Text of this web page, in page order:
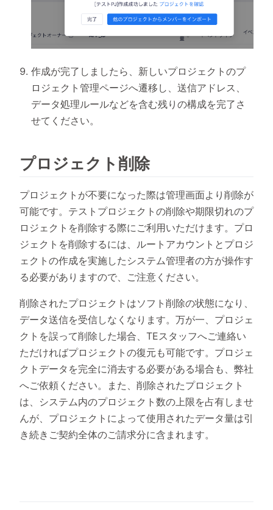
作成が完了しましたら、新しいプロジェクトのプ
ロジェクト管理ページへ遷移し、送信アドレス、
データ処理ルールなどを含む残りの構成を完了さ
せてください。
プロジェクト削除
プロジェクトが不要になった際は管理画面より削除が
可能です。テストプロジェクトの削除や期限切れのプ
ロジェクトを削除する際にご利用いただけます。プロ
ジェクトを削除するには、ルートアカウントとプロジ
ェクトの作成を実施したシステム管理者の方が操作す
る必要がありますので、ご注意ください。
削除されたプロジェクトはソフト削除の状態になり、
データ送信を受信しなくなります。万が一、プロジェ
クトを誤って削除した場合、TEスタッフへご連絡い
ただければプロジェクトの復元も可能です。プロジェ
クトデータを完全に消去する必要がある場合も、弊社
へご依頼ください。また、削除されたプロジェクト
は、システム内のプロジェクト数の上限を占有しませ
んが、プロジェクトによって使用されたデータ量は引
き続きご契約全体のご請求分に含まれます。